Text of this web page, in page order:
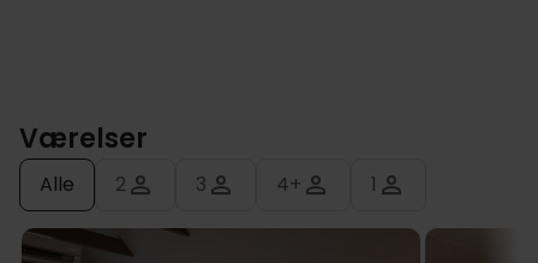
Værelser
Alle 2 3 4+ 1